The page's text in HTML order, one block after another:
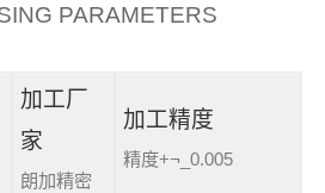
PARAMETERS
加工厂
家
朗加精密
加工精度
精度+¬_0.005